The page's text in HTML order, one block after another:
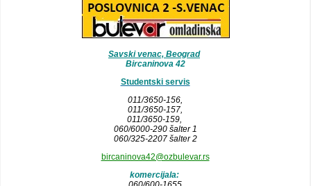
Savski venac, Beograd
Bircaninova 42
Studentski servis
011/3650-156,
011/3650-157,
011/3650-159,
060/6000-290 šalter 1
060/325-2207 šalter 2
bircaninova42@ozbulevar.rs
komercijala: